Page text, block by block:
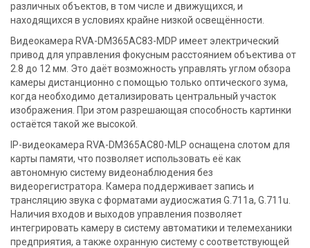
различных объектов, в том числе и движущихся, и
находящихся в условиях крайне низкой освещённости.
Видеокамера RVA-DM365AC83-MDP имеет электрический
привод для управления фокусным расстоянием объектива от
2.8 до 12 мм. Это даёт возможность управлять углом обзора
камеры дистанционно с помощью только оптического зума,
когда необходимо детализировать центральный участок
изображения. При этом разрешающая способность картинки
остаётся такой же высокой.
IP-видеокамера RVA-DM365AC80-MLP оснащена слотом для
карты памяти, что позволяет использовать её как
автономную систему видеонаблюдения без
видеорегистратора. Камера поддерживает запись и
трансляцию звука с форматами аудиосжатия G.711a, G.711u.
Наличия входов и выходов управления позволяет
интегрировать камеру в систему автоматики и телемеханики
предприятия, а также охранную систему с соответствующей